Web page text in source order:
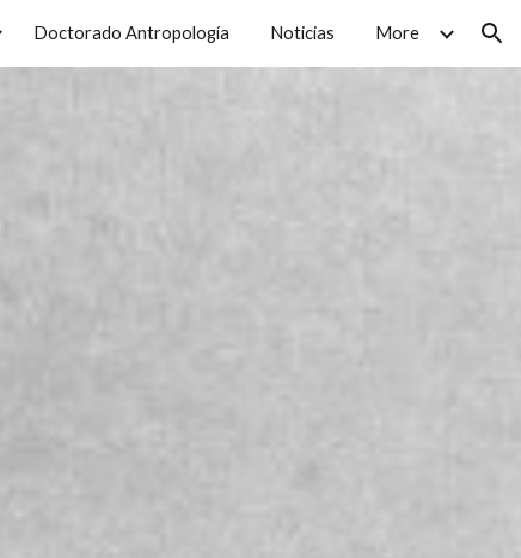
Doctorado Antropología Noticias More